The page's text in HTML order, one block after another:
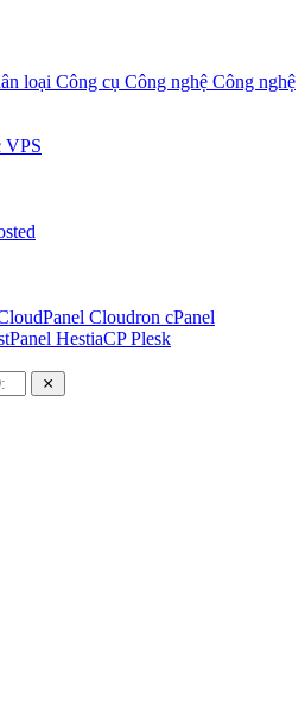
loại Công cụ Công nghệ Công nghệ
VPS
Cloudron cPanel
HestiaCPPlesk